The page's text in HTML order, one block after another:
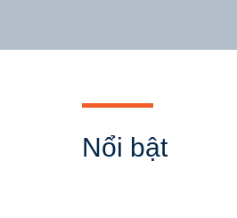
Nổi bật